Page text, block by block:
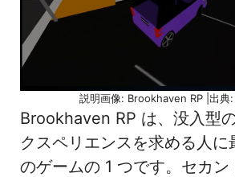
説明画像: Brookhaven RP |出典
Brookhaven RP は、没入型
クスペリエンスを求める人
のゲームの 1 つです。セカン